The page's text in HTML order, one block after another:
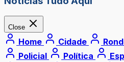
Close
Home Cidade
Policial
Política